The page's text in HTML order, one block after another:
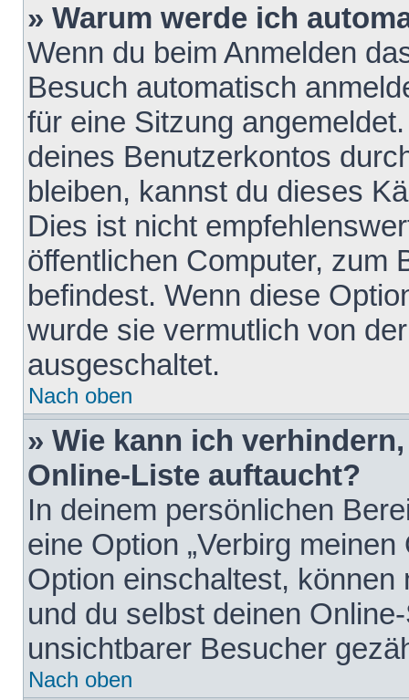
» Warum werde ich
Wenn du beim Anmelden
Besuch automatisch
für eine Sitzung
deines Benutzerkontos
bleiben, kannst du dieses
Dies ist nicht
öffentlichen Computer, zum
befindest. Wenn diese
wurde sie vermutlich von
ausgeschaltet.
Nach oben
» Wie kann ich
Online-Liste auftaucht?
In deinem persönlichen
eine Option „Verbirg
Option einschaltest,
und du selbst deinen
unsichtbarer Besucher
Nach oben